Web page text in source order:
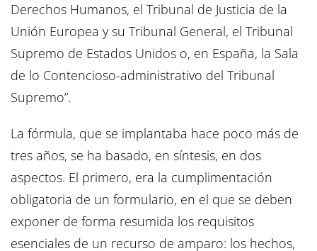
Derechos Humanos, el Tribunal de Justicia de la
Unión Europea y su Tribunal General, el Tribunal
Supremo de Estados Unidos o, en España, la Sala
de lo Contencioso-administrativo del Tribunal
Supremo”.
La fórmula, que se implantaba hace poco más de
tres años, se ha basado, en síntesis, en dos
aspectos. El primero, era la cumplimentación
obligatoria de un formulario, en el que se deben
exponer de forma resumida los requisitos
esenciales de un recurso de amparo: los hechos,